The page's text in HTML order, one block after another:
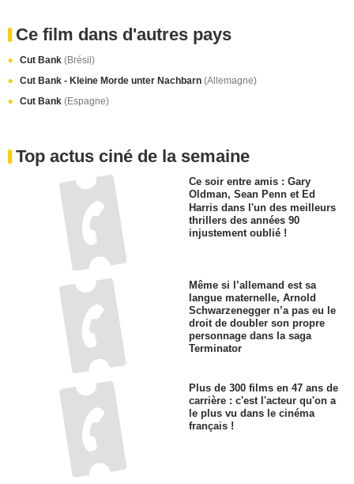
Ce film dans d'autres pays
Cut Bank (Brésil)
Cut Bank - Kleine Morde unter Nachbarn (Allemagne)
Cut Bank (Espagne)
Top actus ciné de la semaine
Ce soir entre amis : Gary
Oldman, Sean Penn et Ed
Harris dans l'un des meilleurs
thrillers des années 90
injustement oublié !
Même si l’allemand est sa
langue maternelle, Arnold
Schwarzenegger n’a pas eu le
droit de doubler son propre
personnage dans la saga
Terminator
Plus de 300 films en 47 ans de
carrière : c'est l'acteur qu'on a
le plus vu dans le cinéma
français !